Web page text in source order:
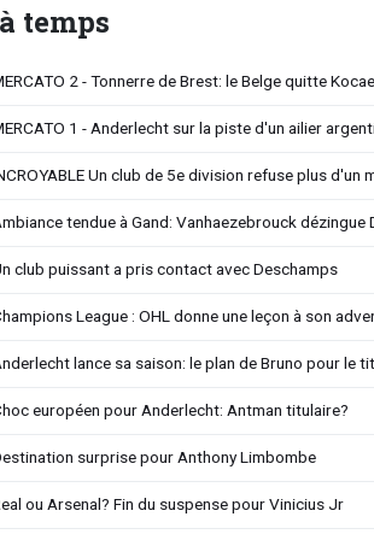
temps
2 - Tonnerre de Brest: le Belge quitte
1 - Anderlecht sur la piste d'un ailier
Un club de 5e division refuse plus d'un
tendue à Gand: Vanhaezebrouck dézingue
club puissant a pris contact avec Deschamps
League : OHL donne une leçon à son
lance sa saison: le plan de Bruno pour le
européen pour Anderlecht: Antman titulaire?
surprise pour Anthony Limbombe
ou Arsenal? Fin du suspense pour Vinicius Jr